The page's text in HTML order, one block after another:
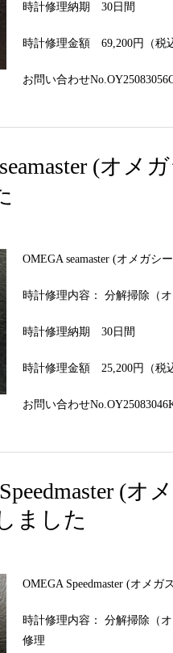
時計修理納期 30日間
時計修理金額 69,200円（税
お問い合わせ
(オ
OMEGA seamaster (オメガ
時計修理内容： 分解掃除（
時計修理納期 30日間
時計修理金額 25,200円（税
お問い合わせ
(
ました
OMEGA Speedmaster (オメ
時計修理内容： 分解掃除（
修理